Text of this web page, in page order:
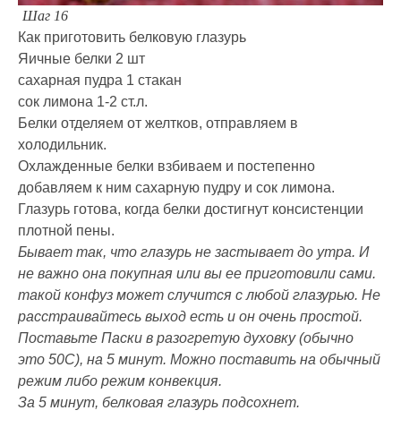
Шаг 16
Как приготовить белковую глазурь
Яичные белки 2 шт
сахарная пудра 1 стакан
сок лимона 1-2 ст.л.
Белки отделяем от желтков, отправляем в
холодильник.
Охлажденные белки взбиваем и постепенно
добавляем к ним сахарную пудру и сок лимона.
Глазурь готова, когда белки достигнут консистенции
плотной пены.
Бывает так, что глазурь не застывает до утра. И
не важно она покупная или вы ее приготовили сами.
такой конфуз может случится с любой глазурью. Не
расстраивайтесь выход есть и он очень простой.
Поставьте Паски в разогретую духовку (обычно
это 50С), на 5 минут. Можно поставить на обычный
режим либо режим конвекция.
За 5 минут, белковая глазурь подсохнет.